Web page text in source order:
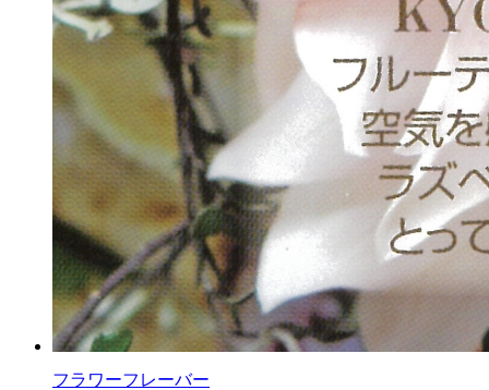
フラワーフレーバー